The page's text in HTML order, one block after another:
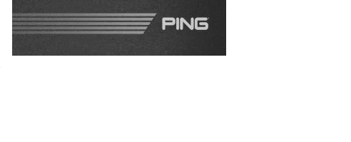
Chypre